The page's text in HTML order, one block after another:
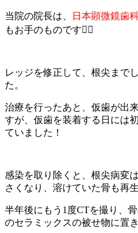
当院の院長は、 日本顕微鏡歯
もお手のものです👍🏻
レッジを修正して、根尖まで
た。
治療を行ったあと、仮歯が出
すが、仮歯を装着する日には
ていました！
感染を取り除くと、根尖病変
さくなり、溶けていた骨も再
半年後にもう1度CTを撮り、
のセラミックスの被せ物に置